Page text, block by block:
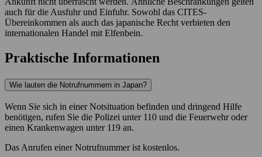
auch für die Ausfuhr und Einfuhr. Sowohl das CITES-
Übereinkommen als auch das japanische Recht verbieten den
internationalen Handel mit Elfenbein.
Praktische Informationen
Wie lauten die Notrufnummern in Japan?
Wenn Sie sich in einer Notsituation befinden und dringend Hilfe
benötigen, rufen Sie die Polizei unter 110 und die Feuerwehr oder
einen Krankenwagen unter 119 an.
Das Anrufen einer Notrufnummer ist kostenlos.